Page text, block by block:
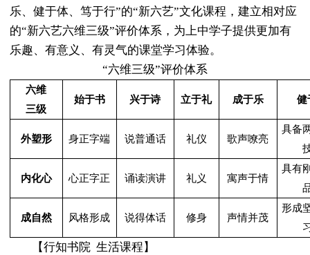
乐、健于体、笃于行”的“新六艺”文化课程， 建立相对应
的“新六艺六维三级”评价体系， 为上中学子提供更加有
乐趣、有意义、有灵气的课堂学习体验。
“六维三级”评价体系
六维
三级
始于书 兴于诗 立于礼 成于乐 健
外塑形 身正字端 说普通话 礼仪 歌声嘹亮
具备
内化心 心正字正 诵读演讲 礼义 寓声于情
具有
成自然 风格形成 说得体话 修身 声情并茂
形成
【行知书院 生活课程】